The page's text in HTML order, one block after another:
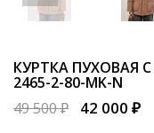
КУРТКА
2465-2-80-MK-N
49 500 ₽
42 000 ₽